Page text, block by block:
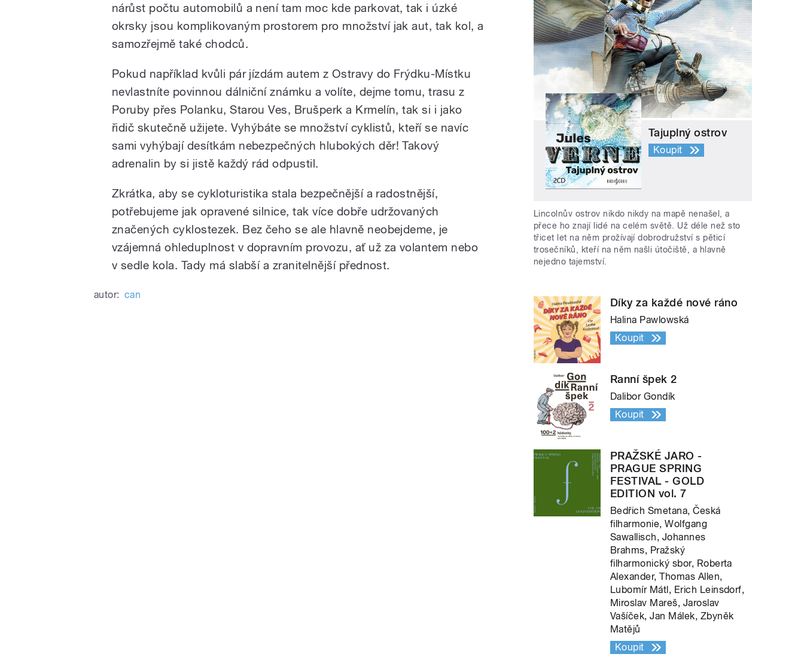
nárůst počtu automobilů a není tam moc kde parkovat, tak i úzké
okrsky jsou komplikovaným prostorem pro množství jak aut, tak kol, a
samozřejmě také chodců.
Pokud například kvůli pár jízdám autem z Ostravy do Frýdku-Místku
nevlastníte povinnou dálniční známku a volíte, dejme tomu, trasu z
Poruby přes Polanku, Starou Ves, Brušperk a Krmelín, tak si i jako
řidič skutečně užijete. Vyhýbáte se množství cyklistů, kteří se navíc
sami vyhýbají desítkám nebezpečných hlubokých děr! Takový
adrenalin by si jistě každý rád odpustil.
Zkrátka, aby se cykloturistika stala bezpečnější a radostnější,
potřebujeme jak opravené silnice, tak více dobře udržovaných
značených cyklostezek. Bez čeho se ale hlavně neobejdeme, je
vzájemná ohleduplnost v dopravním provozu, ať už za volantem nebo
v sedle kola. Tady má slabší a zranitelnější přednost.
autor: can
Tajuplný ostrov
Koupit
Lincolnův ostrov nikdo nikdy na mapě nenašel, a
přece ho znají lidé na celém světě. Už déle než sto
třicet let na něm prožívají dobrodružství s pěticí
trosečníků, kteří na něm našli útočiště, a hlavně
nejedno tajemství.
Díky za každé nové ráno
Halina Pawlowská
Koupit
Ranní špek 2
Dalibor Gondík
Koupit
PRAŽSKÉ JARO -
PRAGUE SPRING
FESTIVAL - GOLD
EDITION vol. 7
Bedřich Smetana, Česká
filharmonie, Wolfgang
Sawallisch, Johannes
Brahms, Pražský
filharmonický sbor, Roberta
Alexander, Thomas Allen,
Lubomír Mátl, Erich Leinsdorf,
Miroslav Mareš, Jaroslav
Vašíček, Jan Málek, Zbyněk
Matějů
Koupit